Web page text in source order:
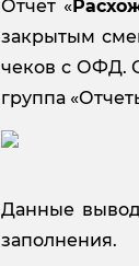
Отчет «
закрытым
чеков с ОФД.
группа
Данные
заполнения.